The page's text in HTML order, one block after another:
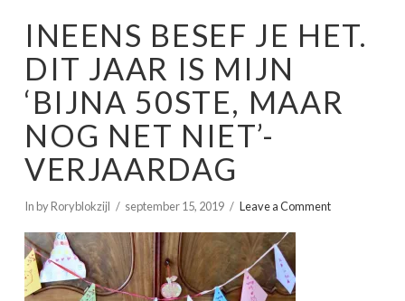
INEENS BESEF JE HET.
DIT JAAR IS MIJN
‘BIJNA 50STE, MAAR
NOG NET NIET’-
VERJAARDAG
In by Roryblokzijl september 15, 2019 Leave a Comment